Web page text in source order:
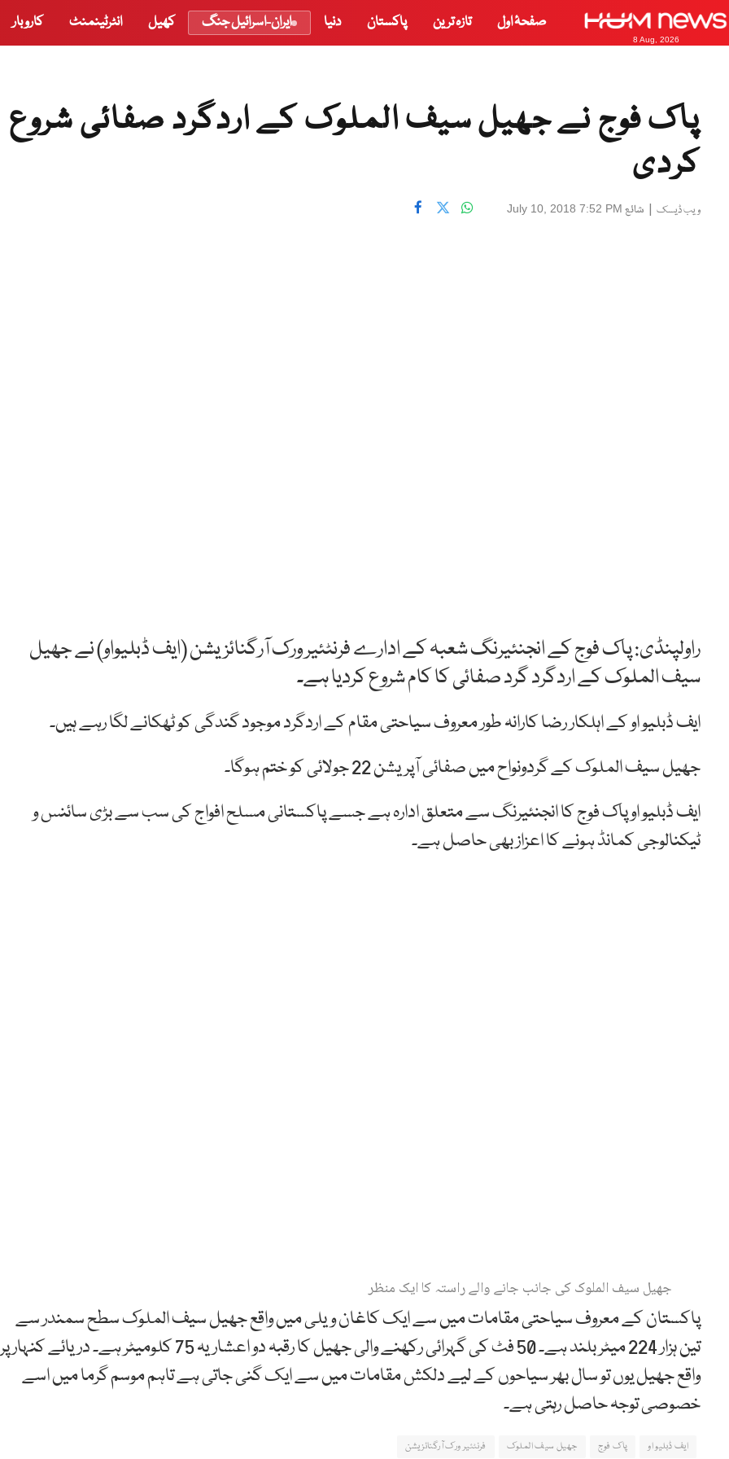
8 Aug, 2026
صفحۂ اول تازہ ترین پاکستان دنیا ایران-اسرائیل جنگ کھیل انٹرٹینمنٹ کاروبار
پاک فوج نے جھیل سیف الملوک کے اردگرد صفائی شروع
کردی
ویب ڈیسک | شائع July 10, 2018 7:52 PM
راولپنڈی: پاک فوج کے انجنئیرنگ شعبہ کے ادارے فرنٹئیر ورک آرگنائزیشن (ایف ڈبلیواو) نے جھیل
سیف الملوک کے اردگرد گرد صفائی کا کام شروع کردیا ہے۔
ایف ڈبلیو او کے اہلکار رضا کارانہ طور معروف سیاحتی مقام کے اردگرد موجود گندگی کو ٹھکانے لگا رہے ہیں۔
جھیل سیف الملوک کے گردونواح میں صفائی آپریشن 22 جولائی کو ختم ہوگا۔
ایف ڈبلیو او پاک فوج کا انجنئیرنگ سے متعلق ادارہ ہے جسے پاکستانی مسلح افواج کی سب سے بڑی سائنس و
ٹیکنالوجی کمانڈ ہونے کا اعزاز بھی حاصل ہے۔
جھیل سیف الملوک کی جانب جانے والے راستہ کا ایک منظر
پاکستان کے معروف سیاحتی مقامات میں سے ایک کاغان ویلی میں واقع جھیل سیف الملوک سطح سمندر سے
تین ہزار 224 میٹر بلند ہے۔ 50 فٹ کی گہرائی رکھنے والی جھیل کا رقبہ دو اعشاریہ 75 کلومیٹر ہے۔ دریائے کنہار پر
واقع جھیل یوں تو سال بھر سیاحوں کے لیے دلکش مقامات میں سے ایک گنی جاتی ہے تاہم موسم گرما میں اسے
خصوصی توجہ حاصل رہتی ہے۔
ایف ڈبلیو او پاک فوج جھیل سیف الملوک فرنٹئیر ورک آرگنائزیشن